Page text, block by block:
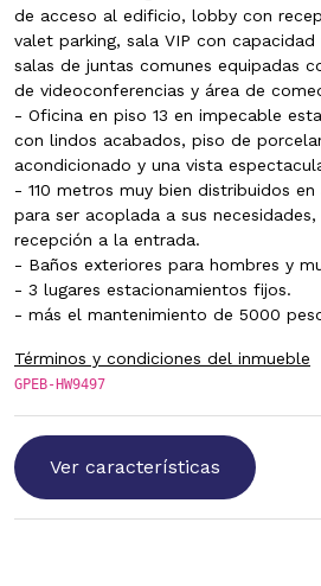
de acceso al edificio, lobby con
valet parking, sala VIP con capacidad
salas de juntas comunes equipadas
de videoconferencias y área de
- Oficina en piso 13 en impecable
con lindos acabados, piso de
acondicionado y una vista
- 110 metros muy bien distribuidos
para ser acoplada a sus
recepción a la entrada.
- Baños exteriores para hombres y
- 3 lugares estacionamientos fijos.
- más el mantenimiento de 5000
Términos y condiciones del inmueble
GPEB-HW9497
Ver características